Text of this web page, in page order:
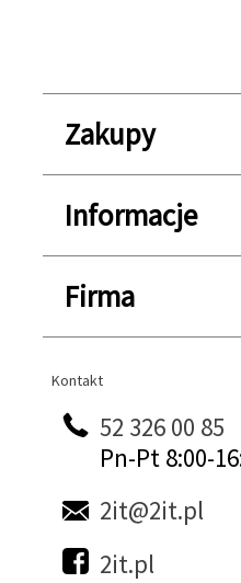
Zakupy
Informacje
Firma
Kontakt
Kontakt
52 326 00 85
Pn-Pt 8:00-
2it@2it.pl
2it.pl